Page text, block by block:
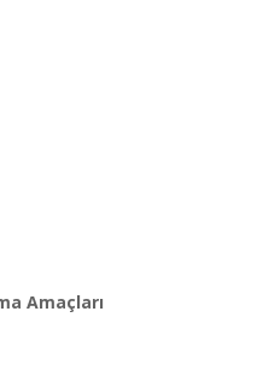
Amaçları